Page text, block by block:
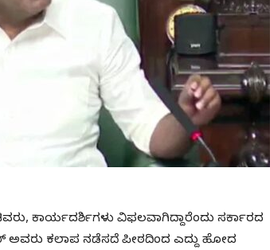
ಕಾರ್ಯದರ್ಶಿಗಳು ವಿಫಲವಾಗಿದ್ದಾರೆಂದು ಸರ್ಕಾರದ
ಅವರು ಕಲಾಪ ನಡೆಸದೆ ಪೀಠದಿಂದ ಎದ್ದು ಹೋದ